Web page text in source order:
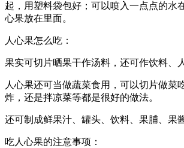
起，用塑料袋包好；可以喷入一点点的水
心果放在里面。
人心果怎么吃：
果实可切片晒果干作汤料，还可作饮料、
人心果还可当做蔬菜食用，可以切片做菜
炸，还是拌凉菜等都是很好的做法。
还可制成鲜果汁、罐头、饮料、果脯、果
吃人心果的注意事项：